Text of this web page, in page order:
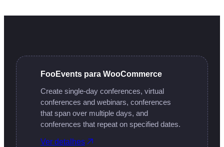
FooEvents para WooCommerce
Create single-day conferences, virtual
conferences and webinars, conferences
that span over multiple days, and
conferences that repeat on specified dates.
Ver detalhes